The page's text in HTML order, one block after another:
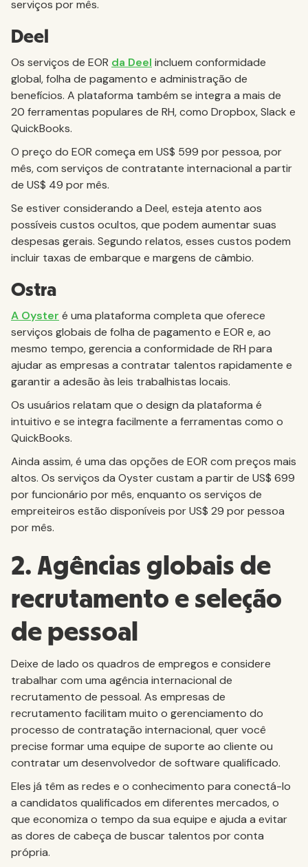
serviços por mês.
Deel
Os serviços de EOR da Deel incluem conformidade
global, folha de pagamento e administração de
benefícios. A plataforma também se integra a mais de
20 ferramentas populares de RH, como Dropbox, Slack e
QuickBooks.
O preço do EOR começa em US$ 599 por pessoa, por
mês, com serviços de contratante internacional a partir
de US$ 49 por mês.
Se estiver considerando a Deel, esteja atento aos
possíveis custos ocultos, que podem aumentar suas
despesas gerais. Segundo relatos, esses custos podem
incluir taxas de embarque e margens de câmbio.
Ostra
A Oyster é uma plataforma completa que oferece
serviços globais de folha de pagamento e EOR e, ao
mesmo tempo, gerencia a conformidade de RH para
ajudar as empresas a contratar talentos rapidamente e
garantir a adesão às leis trabalhistas locais.
Os usuários relatam que o design da plataforma é
intuitivo e se integra facilmente a ferramentas como o
QuickBooks.
Ainda assim, é uma das opções de EOR com preços mais
altos. Os serviços da Oyster custam a partir de US$ 699
por funcionário por mês, enquanto os serviços de
empreiteiros estão disponíveis por US$ 29 por pessoa
por mês.
2. Agências globais de
recrutamento e seleção
de pessoal
Deixe de lado os quadros de empregos e considere
trabalhar com uma agência internacional de
recrutamento de pessoal. As empresas de
recrutamento facilitam muito o gerenciamento do
processo de contratação internacional, quer você
precise formar uma equipe de suporte ao cliente ou
contratar um desenvolvedor de software qualificado.
Eles já têm as redes e o conhecimento para conectá-lo
a candidatos qualificados em diferentes mercados, o
que economiza o tempo da sua equipe e ajuda a evitar
as dores de cabeça de buscar talentos por conta
própria.